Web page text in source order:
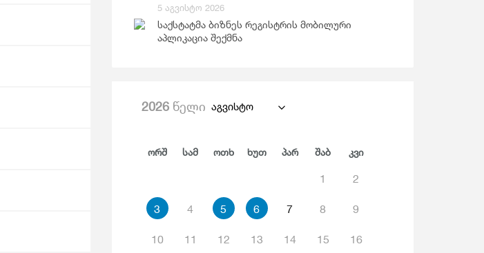
Ჯანდაცვა Და Სოციალური Უზრუნველყოფა
5 აგვისტო 2026
საქსტატმა ბიზნეს რეგისტრის მობილური
აპლიკაცია შექმნა
2026წელი აგვისტო
Ორშ Სამ Ოთხ Ხუთ Პარ Შაბ Კვი
1 2
3 4 5 6 7 8 9
10 11 12 13 14 15 16